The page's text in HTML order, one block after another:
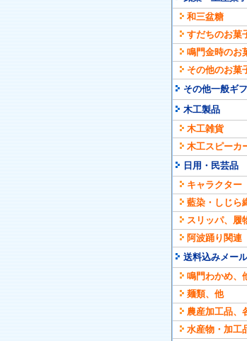
和三盆糖
すだちのお菓
鳴門金時のお
その他のお菓
その他一般ギ
木工製品
木工雑貨
木工スピーカ
日用・民芸品
キャラクター
藍染・しじら
スリッパ、履
阿波踊り関連
送料込みメー
鳴門わかめ、
麺類、他
農産加工品、
水産物・加工